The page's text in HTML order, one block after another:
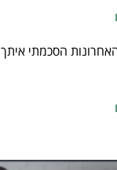
הסכמתי איתך